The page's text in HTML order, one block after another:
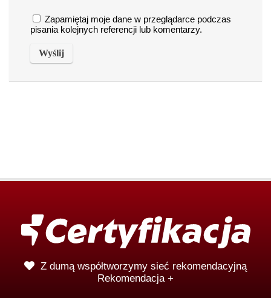
Zapamiętaj moje dane w przeglądarce podczas
pisania kolejnych referencji lub komentarzy.
Z dumą współtworzymy sieć rekomendacyjną
Rekomendacja +